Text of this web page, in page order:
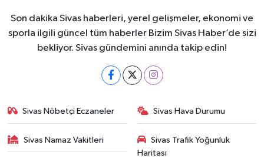
Son dakika Sivas haberleri, yerel gelişmeler, ekonomi ve
sporla ilgili güncel tüm haberler Bizim Sivas Haber’de sizi
bekliyor. Sivas gündemini anında takip edin!
Sivas Nöbetçi Eczaneler Sivas Hava Durumu
Sivas Namaz Vakitleri
Sivas Trafik Yoğunluk
Haritası